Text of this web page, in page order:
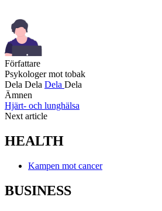
Författare
Psykologer mot tobak
Dela Dela Dela Dela
Ämnen
Hjärt- och lunghälsa
Next article
HEALTH
Kampen mot cancer
BUSINESS